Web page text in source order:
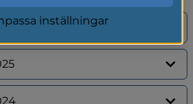
inställningar